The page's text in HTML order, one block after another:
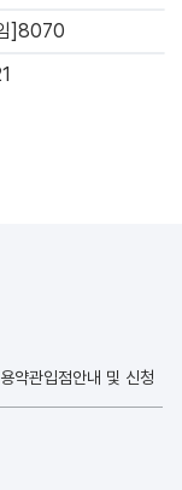
]8070
약관입점안내 및 신청